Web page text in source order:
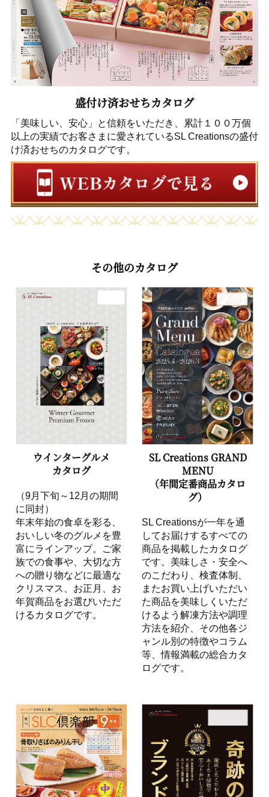
盛付け済おせちカタログ
「美味しい、安心」と信頼をいただき、累計１００万個
以上の実績でお客さまに愛されているSL Creationsの盛付
け済おせちのカタログです。
その他のカタログ
ウインターグルメ
カタログ
（9月下旬～12月の期間
に同封）
年末年始の食卓を彩る、
おいしい冬のグルメを豊
富にラインアップ。ご家
族での食事や、大切な方
への贈り物などに最適な
クリスマス、お正月、お
年賀商品をお選びいただ
けるカタログです。
SL Creations GRAND
MENU
（年間定番商品カタロ
グ）
SL Creationsが一年を通
してお届けするすべての
商品を掲載したカタログ
です。美味しさ・安全へ
のこだわり、検査体制、
またお買い上げいただい
た商品を美味しくいただ
けるよう解凍方法や調理
方法を紹介、その他各ジ
ャンル別の特徴やコラム
等、情報満載の総合カタ
ログです。